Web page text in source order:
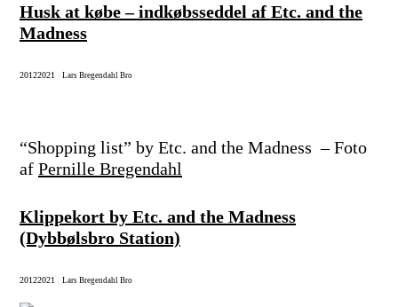
Husk at købe – indkøbsseddel af Etc. and the
Madness
20122021 Lars Bregendahl Bro
“Shopping list” by Etc. and the Madness – Foto
af Pernille Bregendahl
Klippekort by Etc. and the Madness
(Dybbølsbro Station)
20122021 Lars Bregendahl Bro